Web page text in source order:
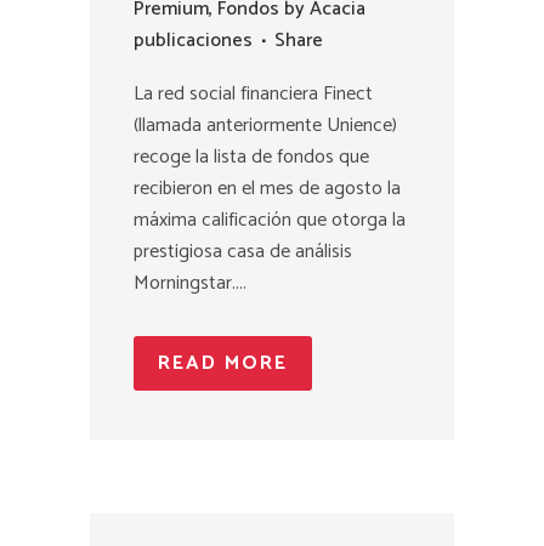
Premium, Fondos byAcacia
publicaciones
Share
La red social financiera Finect
(llamada anteriormente Unience)
recoge la lista de fondos que
recibieron en el mes de agosto la
máxima calificación que otorga la
prestigiosa casa de análisis
Morningstar....
READ MORE